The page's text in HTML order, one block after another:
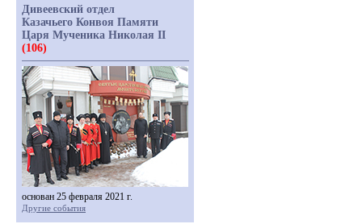
Дивеевский отдел
Казачьего Конвоя Памяти
Царя Мученика Николая II
(106)
основан 25 февраля 2021 г.
Другие события